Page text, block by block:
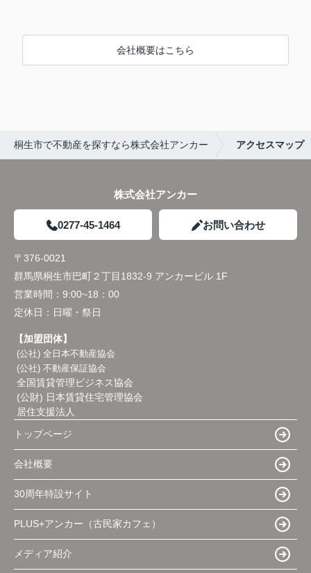
会社概要はこちら
桐生市で不動産を探すなら株式会社アンカー アクセスマップ
株式会社アンカー
0277-45-1464 お問い合わせ
〒376-0021
群馬県桐生市巴町２丁目1832-9 アンカービル 1F
営業時間： 9:00~18：00
定休日： 日曜・祭日
【加盟団体】
(公社) 全日本不動産協会
(公社) 不動産保証協会
全国賃貸管理ビジネス協会
(公財) 日本賃貸住宅管理協会
居住支援法人
トップページ
会社概要
30周年特設サイト
PLUS+アンカー（古民家カフェ）
メディア紹介